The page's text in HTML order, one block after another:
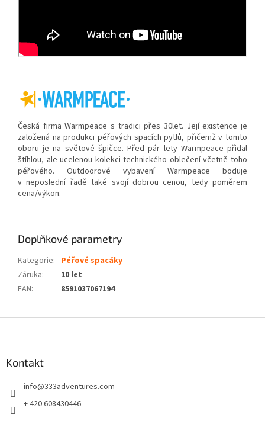
Česká firma Warmpeace s tradici přes 30let. Její existence je
založená na produkci péřových spacích pytlů, přičemž v tomto
oboru je na světové špičce. Před pár lety Warmpeace přidal
štíhlou, ale ucelenou kolekci technického oblečení včetně toho
péřového. Outdo­orové vybavení Warmpeace boduje
v neposlední řadě také svojí dobrou cenou, tedy poměrem
cena/výkon.
Doplňkové parametry
Kategorie: Péřové spacáky
Záruka:
10 let
EAN: 8591037067194
Kontakt
info@333adventures.com
+ 420 608430446